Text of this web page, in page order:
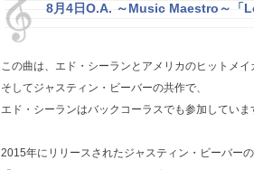
8月4日O.A. ～Music Maestro～
この曲は、エド・シーランとアメリカのヒットメイ
そしてジャスティン・ビーバーの共作で、
エド・シーランはバックコーラスでも参加していま
2015年にリリースされたジャスティン・ビーバー